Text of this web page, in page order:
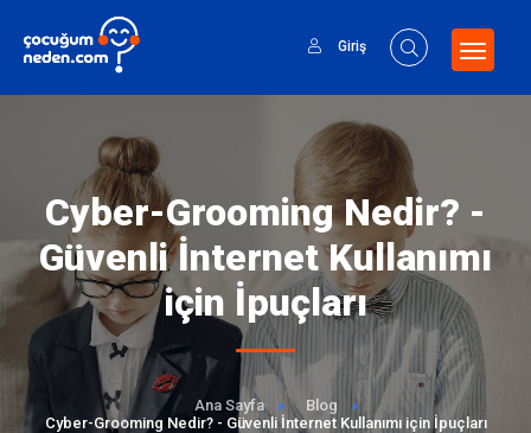
Giriş
Cyber-Grooming Nedir? -
Güvenli İnternet Kullanımı
için İpuçları
Ana Sayfa
Blog
Cyber-Grooming Nedir? - Güvenli İnternet Kullanımı için İpuçları